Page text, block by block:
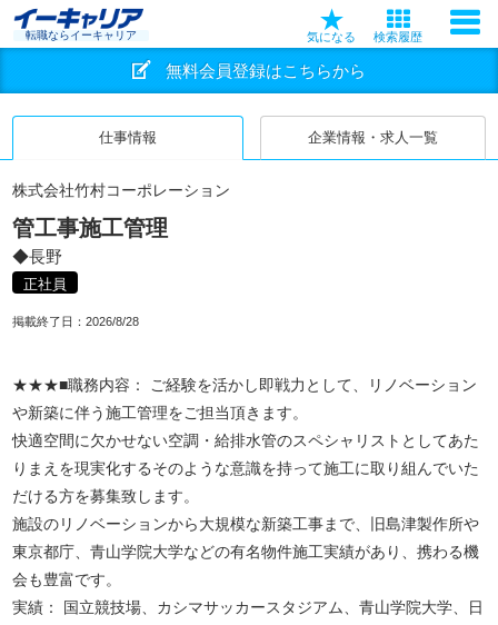
転職ならイーキャリア 気になる 検索履歴
無料会員登録はこちらから
仕事情報 企業情報・求人一覧
株式会社竹村コーポレーション
管工事施工管理
◆長野
正社員
掲載終了日： 2026/8/28
★★★■職務内容： ご経験を活かし即戦力として、リノベーション
や新築に伴う施工管理をご担当頂きます。
快適空間に欠かせない空調・給排水管のスペシャリストとしてあた
りまえを現実化するそのような意識を持って施工に取り組んでいた
だける方を募集致します。
施設のリノベーションから大規模な新築工事まで、旧島津製作所や
東京都庁、青山学院大学などの有名物件施工実績があり、携わる機
会も豊富です。
実績： 国立競技場、カシマサッカースタジアム、青山学院大学、日